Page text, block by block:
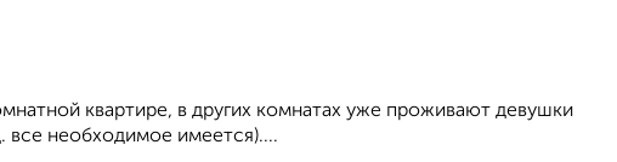
квартире, в других комнатах уже проживают девушки
все необходимое имеется)....